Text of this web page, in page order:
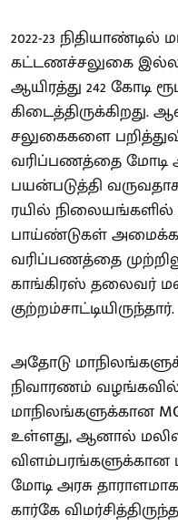
2022-23
கட்டணச்சலுகை
ஆயிரத்து 242 கோடி
சலுகைகளை
வரிப்பணத்தை மோடி
பயன்படுத்தி
ரயில் நிலையங்களில்
பாய்ண்டுகள்
வரிப்பணத்தை
காங்கிரஸ் தலைவர்
குற்றம்சாட்டியிருந்தார்.
அதோடு
நிவாரணம்
மாநிலங்களுக்கான
உள்ளது, ஆனால்
மோடி அரசு
கார்கே